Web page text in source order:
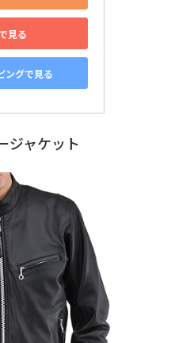
見る
ングで見る
ジャケット